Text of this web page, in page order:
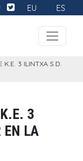
EU ES
K.E. 3 ILINTXA S.D.
3
EN LA